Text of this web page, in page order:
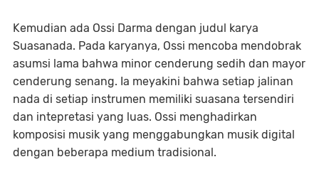
Kemudian ada Ossi Darma dengan judul karya
Suasanada. Pada karyanya, Ossi mencoba mendobrak
asumsi lama bahwa minor cenderung sedih dan mayor
cenderung senang. Ia meyakini bahwa setiap jalinan
nada di setiap instrumen memiliki suasana tersendiri
dan intepretasi yang luas. Ossi menghadirkan
komposisi musik yang menggabungkan musik digital
dengan beberapa medium tradisional.